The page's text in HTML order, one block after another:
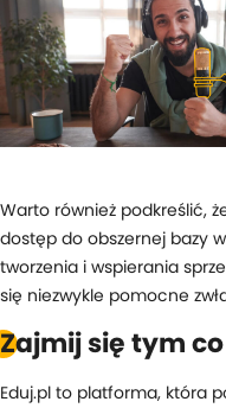
Warto również podkreślić,
dostęp do obszernej bazy
tworzenia i wspierania
się niezwykle pomocne
Zajmij się tym
Eduj.pl to platforma, która